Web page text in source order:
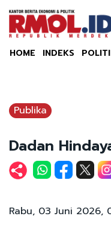
HOME INDEKS
Publika
Dadan
Rabu, 03 Juni 2026,